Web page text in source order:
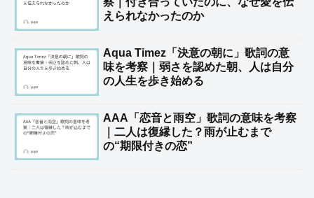
えられなかったのか
Aqua Timez「決意の朝に」歌詞の意
味を考察｜弱さを認めた朝、人は自分
の人生を歩き始める
AAA「恋音と雨空」歌詞の意味を考察
｜二人は復縁した？雨が止むまで
の“期限付きの恋”